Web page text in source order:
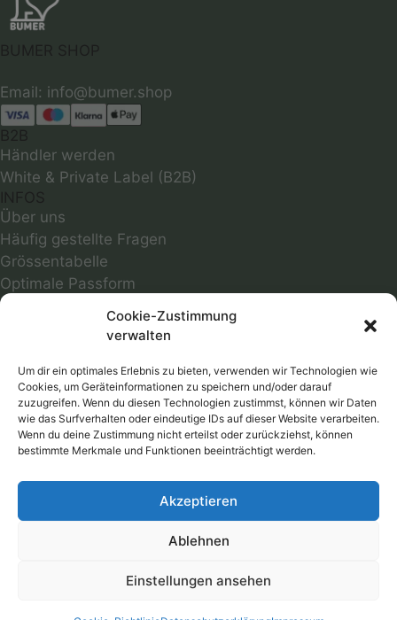
Cookie-Zustimmung
verwalten
Um dir ein optimales Erlebnis zu bieten, verwenden wir Technologien wie
Cookies, um Geräteinformationen zu speichern und/oder darauf
zuzugreifen. Wenn du diesen Technologien zustimmst, können wir Daten
wie das Surfverhalten oder eindeutige IDs auf dieser Website verarbeiten.
Wenn du deine Zustimmung nicht erteilst oder zurückziehst, können
bestimmte Merkmale und Funktionen beeinträchtigt werden.
Akzeptieren
Ablehnen
Einstellungen ansehen
Händler werden
White & Private Label (B2B)
Über uns
Häufig gestellte Fragen
Grössentabelle
Optimale Passform
Infos zu Materialien
Reparaturservice
Versandkosten
Follow
AGB